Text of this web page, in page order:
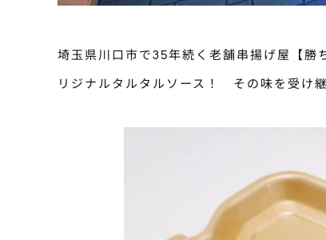
埼玉県川口市で35年続く老舗串揚げ屋【勝
リジナルタルタルソース！ その味を受け